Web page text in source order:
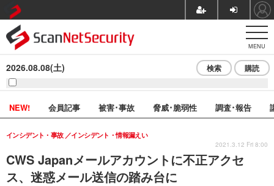
MENU
2026.08.08(土) 検索 購読
NEW! 会員記事 被害･事故 脅威･脆弱性 調査･報告
CWS Japanメールアカウントに不正アクセ
ス、迷惑メール送信の踏み台に
インシデント・事故 インシデント・情報漏えい
2021.3.12 Fri 8:00